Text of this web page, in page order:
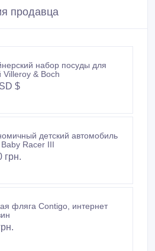
продавца
набор посуды для
Villeroy & Boch
$
детский автомобиль
Racer III
грн.
фляга Contigo, интернет